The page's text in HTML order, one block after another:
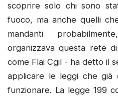
scoprire solo chi sono
fuoco, ma anche quelli
mandanti
organizzava questa rete
come Flai Cgil - ha detto il
applicare le leggi che già
funzionare. La legge 199